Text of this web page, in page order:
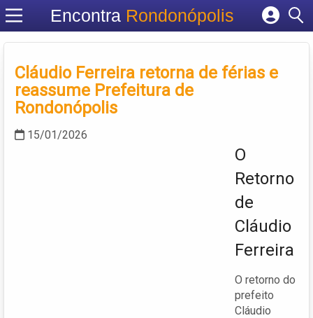
Encontra Rondonópolis
Cadastrar empresa
Criar conta
Cláudio Ferreira retorna de férias e
reassume Prefeitura de
Rondonópolis
15/01/2026
O
Retorno
de
Cláudio
Ferreira
O retorno do
prefeito
Cláudio